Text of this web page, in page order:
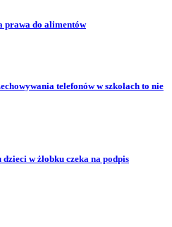
prawa do alimentów
telefonów w szkołach to nie
w żłobku czeka na podpis